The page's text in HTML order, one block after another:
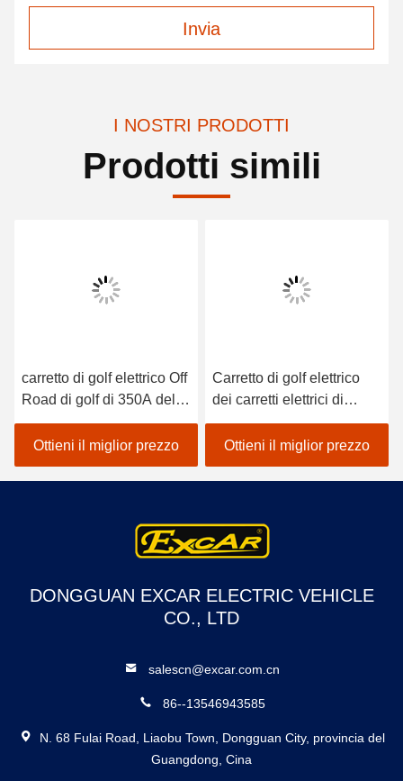
Invia
I NOSTRI PRODOTTI
Prodotti simili
carretto di golf elettrico Off
Road di golf di 350A del
carretto di caccia del
carrozzino 4
dell'azionamento elettrico
elettrico della ruota
Ottieni il miglior prezzo
Carretto di golf elettrico
dei carretti elettrici di
caccia di Excar per
cercare i carretti di golf di
caccia
Ottieni il miglior prezzo
DONGGUAN EXCAR ELECTRIC VEHICLE
CO., LTD
salescn@excar.com.cn
86--13546943585
N. 68 Fulai Road, Liaobu Town, Dongguan City, provincia del
Guangdong, Cina